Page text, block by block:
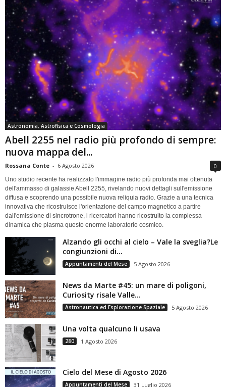
Astronomia, Astrofisica e Cosmologia
Abell 2255 nel radio più profondo di sempre:
nuova mappa del...
Rossana Conte - 6 Agosto 2026 0
Uno studio recente ha realizzato l'immagine radio più profonda mai ottenuta
dell'ammasso di galassie Abell 2255, rivelando nuovi dettagli sull'emissione
diffusa e scoprendo una possibile nuova reliquia radio. Grazie a una tecnica
innovativa che ricostruisce l'orientazione del campo magnetico a partire
dall'emissione di sincrotrone, i ricercatori hanno ricostruito la complessa
dinamica che plasma questo enorme laboratorio cosmico.
Alzando gli occhi al cielo – Vale la sveglia?Le
congiunzioni di...
Appuntamenti del Mese 5 Agosto 2026
News da Marte #45: un mare di poligoni,
Curiosity risale Valle...
Astronautica ed Esplorazione Spaziale 5 Agosto 2026
Una volta qualcuno li usava
280 1 Agosto 2026
Cielo del Mese di Agosto 2026
Appuntamenti del Mese 31 Luglio 2026